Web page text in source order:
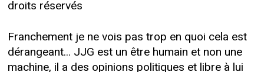
droits réservés
Franchement je ne vois pas trop en quoi cela est
dérangeant... JJG est un être humain et non une
machine, il a des opinions politiques et libre à lui